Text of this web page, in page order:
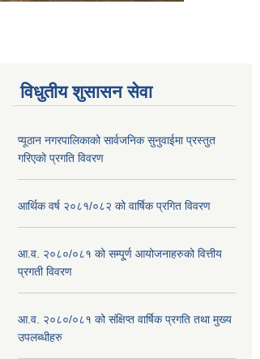
विधुतीय शुसासन सेवा
प्यूठान नगरपालिकाको सार्वजनिक सुनुवाईमा प्रस्तुत
गरिएको प्रगति विवरण
आर्थिक वर्ष २०८१/०८२ को वार्षिक प्रगित विवरण
आ.व. २०८०/०८१ को सम्पू्र्ण आयोजनाहरुको वित्तीय
प्रगती विवरण
आ.व. २०८०/०८१ को संक्षिप्त वार्षिक प्रगति तथा मुख्य
उपलब्धीहरु